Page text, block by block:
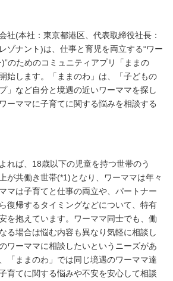
(本社：東京都港区、代表取締役社長：
ナント)は、仕事と育児を両立する“ワー
のためのコミュニティアプリ「ままの
始します。「ままのわ」は、「子どもの
」など自分と境遇の近いワーママを探し
ーママに子育てに関する悩みを相談する
れば、18歳以下の児童を持つ世帯のう
が共働き世帯(*1)となり、ワーママは年々
マは子育てと仕事の両立や、パートナー
復帰するタイミングなどについて、特有
を抱えています。ワーママ同士でも、働
る場合は悩む内容も異なり気軽に相談し
ワーママに相談したいというニーズがあ
「ままのわ」では同じ境遇のワーママ達
育てに関する悩みや不安を安心して相談